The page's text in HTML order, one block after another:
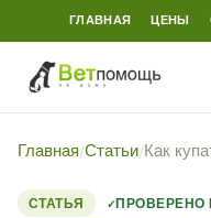
ГЛАВНАЯ ЦЕНЫ
Главная/Статьи/Как
СТАТЬЯ
ПРОВЕРЕНО